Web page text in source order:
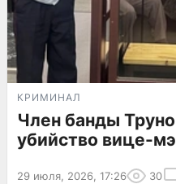
КРИМИНАЛ
Член банды
убийство вице-
29 июля, 2026, 17:26 30